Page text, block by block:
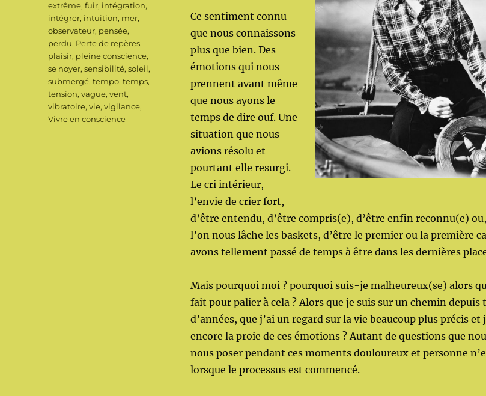
Ce sentiment connu
que nous connaissons
plus que bien. Des
émotions qui nous
prennent avant même
que nous ayons le
temps de dire ouf. Une
situation que nous
avions résolu et
pourtant elle resurgi.
Le cri intérieur,
l’envie de crier fort,
d’être entendu, d’être compris(e), d’être enfin reconnu(e)
l’on nous lâche les baskets, d’être le premier ou la première
avons tellement passé de temps à être dans les dernières
Mais pourquoi moi ? pourquoi suis-je malheureux(se) alors
fait pour palier à cela ? Alors que je suis sur un chemin depuis
d’années, que j’ai un regard sur la vie beaucoup plus précis et
encore la proie de ces émotions ? Autant de questions que
nous poser pendant ces moments douloureux et personne
lorsque le processus est commencé.
extrême,fuir, intégration,
intégrer, intuition, mer,
observateur, pensée,
perdu, Perte de repères,
plaisir, pleine conscience,
se noyer,sensibilité,soleil,
submergé,tempo,temps,
tension,vague,vent,
vibratoire,vie,vigilance,
Vivre en conscience